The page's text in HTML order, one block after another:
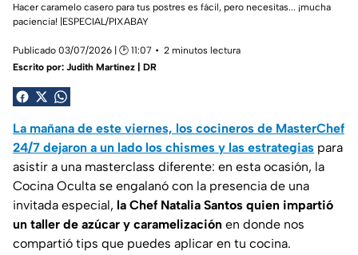
Hacer caramelo casero para tus postres es fácil, pero necesitas... ¡mucha
paciencia! |ESPECIAL/PIXABAY
Publicado 03/07/2026 | 🕑 11:07
2 minutos lectura
Escrito por: Judith Martínez | DR
La mañana de este viernes, los cocineros de MasterChef
24/7 dejaron a un lado los chismes y las estrategias para
asistir a una masterclass diferente: en esta ocasión, la
Cocina Oculta se engalanó con la presencia de una
invitada especial, la Chef Natalia Santos quien impartió
un taller de azúcar y caramelización en donde nos
compartió tips que puedes aplicar en tu cocina.